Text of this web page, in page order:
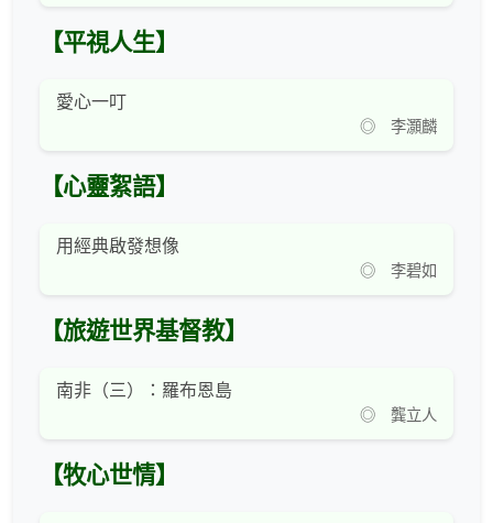
【平視人生】
愛心一叮
◎ 李灝麟
【心靈絮語】
用經典啟發想像
◎ 李碧如
【旅遊世界基督教】
南非（三）：羅布恩島
◎ 龔立人
【牧心世情】